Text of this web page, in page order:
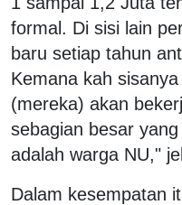
formal. Di sisi lain
baru setiap tahun
Kemana kah
(mereka) akan
sebagian besar
adalah warga NU,"
Dalam kesempatan